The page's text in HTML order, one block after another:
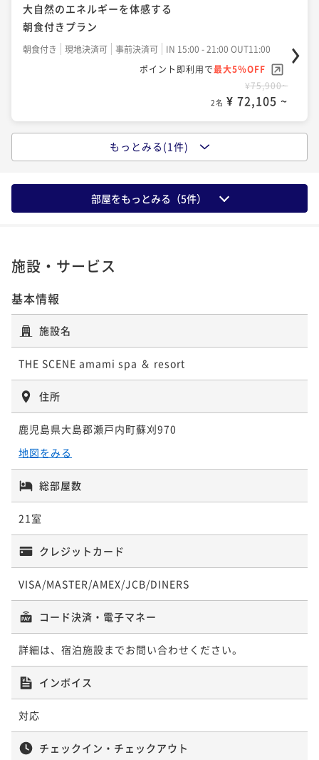
大自然のエネルギーを体感する
朝食付きプラン
朝食付き 現地決済可 事前決済可
IN 15:00 - 21:00 OUT11:00
ポイント即利用で最大5％OFF
¥75,900~
2名 ¥ 72,105 ~
大自然のエネルギーを体感する
現地決済可 事前決済可
IN 15:00 - 18:00 OUT11:00
ポイント即利用で最大5％OFF
もっとみる(1件)
部屋をもっとみる（5件）
施設・サービス
基本情報
施設名
THE SCENE amami spa ＆ resort
住所
鹿児島県大島郡瀬戸内町蘇刈970
地図をみる
総部屋数
21室
クレジットカード
VISA/MASTER/AMEX/JCB/DINERS
コード決済・電子マネー
詳細は、宿泊施設までお問い合わせください。
インボイス
対応
チェックイン・チェックアウト